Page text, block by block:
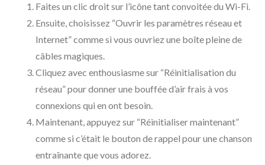
Faites un clic droit sur l’icône tant convoitée du Wi-Fi.
Ensuite, choisissez “Ouvrir les paramètres réseau et
Internet” comme si vous ouvriez une boîte pleine de
câbles magiques.
Cliquez avec enthousiasme sur “Réinitialisation du
réseau” pour donner une bouffée d’air frais à vos
connexions qui en ont besoin.
Maintenant, appuyez sur “Réinitialiser maintenant”
comme si c’était le bouton de rappel pour une chanson
entraînante que vous adorez.